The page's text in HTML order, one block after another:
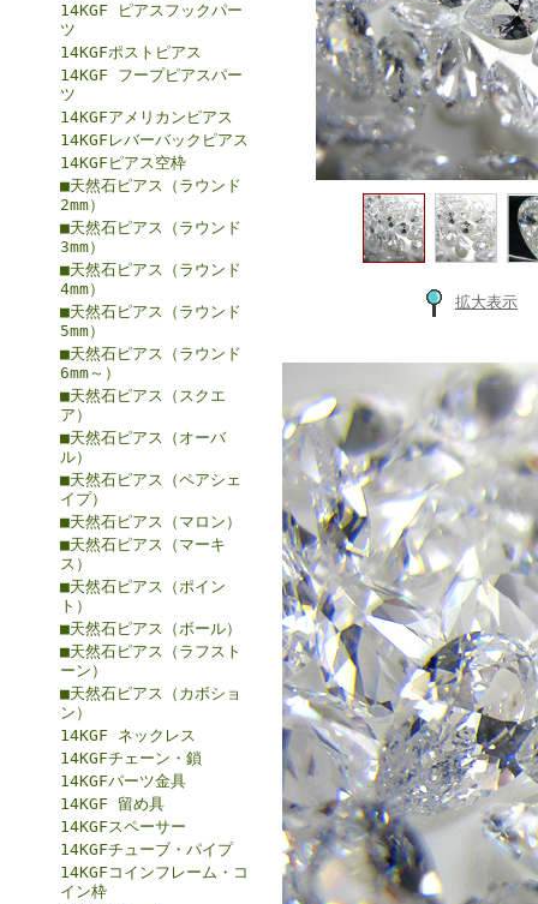
14KGF ピアスフックパー
ツ
14KGFポストピアス
14KGF フープピアスパー
ツ
14KGFアメリカンピアス
14KGFレバーバックピアス
14KGFピアス空枠
■天然石ピアス（ラウンド
2mm）
■天然石ピアス（ラウンド
3mm）
■天然石ピアス（ラウンド
4mm）
■天然石ピアス（ラウンド
5mm）
■天然石ピアス（ラウンド
6mm～）
■天然石ピアス（スクエ
ア）
■天然石ピアス（オーバ
ル）
■天然石ピアス（ペアシェ
イプ）
■天然石ピアス（マロン）
■天然石ピアス（マーキ
ス）
■天然石ピアス（ポイン
ト）
■天然石ピアス（ボール）
■天然石ピアス（ラフスト
ーン）
■天然石ピアス（カボショ
ン）
14KGF ネックレス
14KGFチェーン・鎖
14KGFパーツ金具
14KGF 留め具
14KGFスペーサー
14KGFチューブ・パイプ
14KGFコインフレーム・コ
イン枠
拡大表示